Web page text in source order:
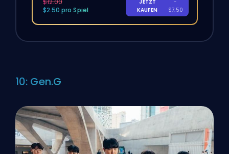
$2.50 pro Spiel
JETZT
KAUFEN
-
$7.50
10: Gen.G